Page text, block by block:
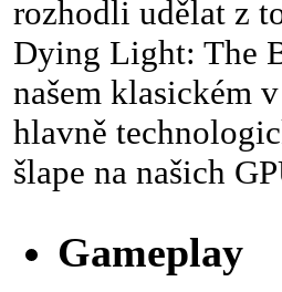
rozhodli udělat z
Dying Light: The
našem klasickém
hlavně
šlape na našich
Gameplay